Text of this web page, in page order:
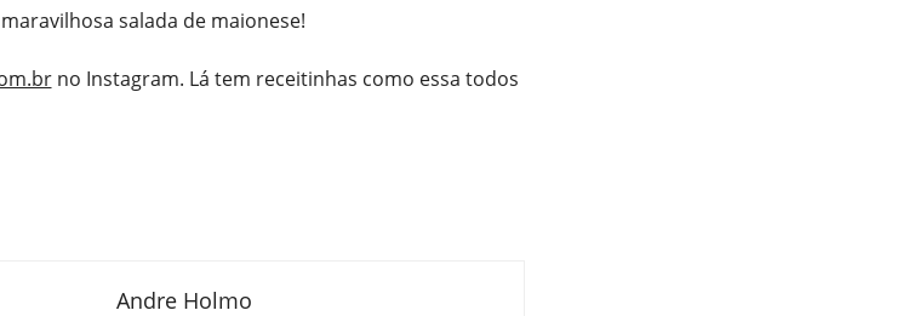
salada de maionese!
no Instagram. Lá tem receitinhas como essa todos
Andre Holmo